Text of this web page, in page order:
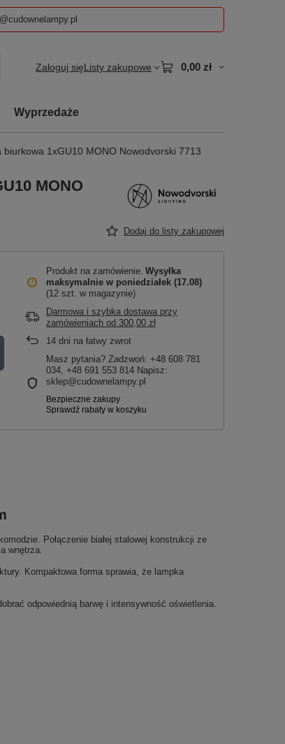
Zaloguj sięListy zakupowe 0,00 zł
Wyprzedaże
biurkowa 1xGU10 MONO Nowodvorski 7713
MONO
Dodaj do listy zakupowej
Produkt na zamówienie Wysyłka
maksymalnie w poniedziałek (17.08)
(12 szt. w magazynie)
Darmowa i szybka dostawa przy
zamówieniach od 300,00 zł
14 dni na łatwy zwrot
Masz pytania? Zadzwoń: +48 608 781
034, +48 691 553 814 Napisz:
sklep@cudownelampy.pl
Połączenie białej stalowej konstrukcji ze
wnętrza.
Kompaktowa forma sprawia, że lampka
odpowiednią barwę i intensywność oświetlenia.